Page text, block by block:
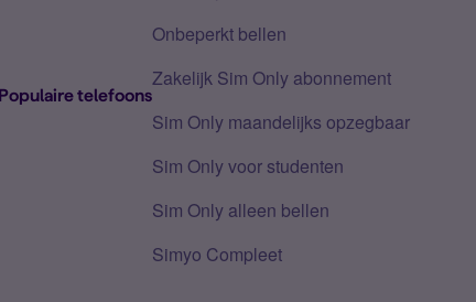
Populaire telefoons
Onbeperkt bellen
Zakelijk Sim Only abonnement
Sim Only maandelijks opzegbaar
Sim Only voor studenten
Sim Only alleen bellen
Simyo Compleet